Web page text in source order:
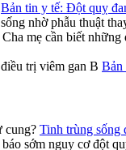
Bản tin y tế: Đột quỵ
Bản
Tinh trùng sống